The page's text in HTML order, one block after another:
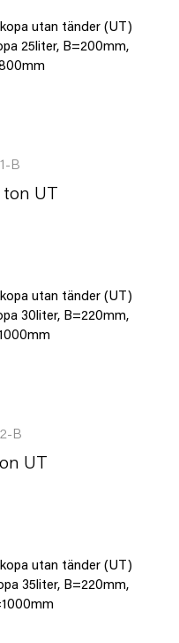
utan tänder (UT)
25liter, B=200mm,
B
ton UT
utan tänder (UT)
30liter, B=220mm,
B
UT
utan tänder (UT)
35liter, B=220mm,